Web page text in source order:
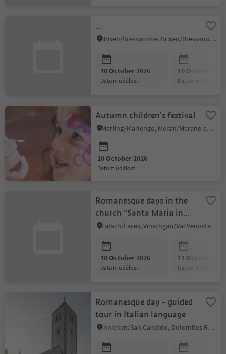
...
Brixen/Bressanone, Brixen/Bressanone and environs
10 October 2026
datum události
10 October
datum události
Autumn children's festival
Marling/Marlengo, Meran/Merano and environs
10 October 2026
datum události
Romanesque days in the
church "Santa Maria in
Colle" in Laces
Latsch/Laces, Vinschgau/Val Venosta
10 October 2026
datum události
11 October
datum události
Romanesque day - guided
tour in Italian language
Innichen/San Candido, Dolomites Region 3 Zinnen